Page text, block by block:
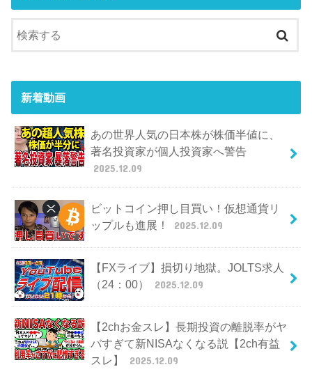
新着動画
あの世界人気の日本株が株価半値に、
著名投資家が個人投資家へ警告
2025.12.09
ビットコイン押し目買い！仮想通貨リ
ップルも進展！
2025.12.09
【FXライブ】損切り地獄。JOLTS求人
（24：00）
2025.12.09
【2chお金スレ】長期投資の離脱率がヤ
バすぎて新NISAなくなる説【2ch有益
スレ】
2025.12.09